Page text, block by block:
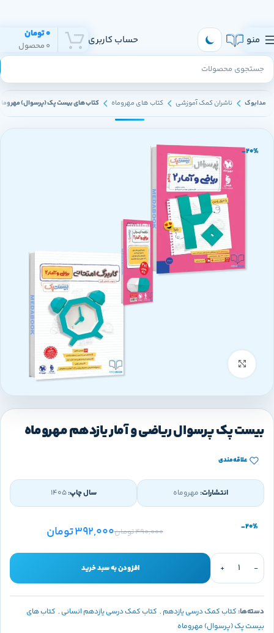
منو حساب کاربری 0 محصول
0تومان
مدابوک ناشران کمک آموزشی کتاب های مهروماه کتاب های بیست پک (پرسوال)
-20%
بزرگنمایی تصویر
بیست پک پرسوال ریاضی و آمار یازدهم مهروماه
علاقه‌مندی
انتشارات: مهروماه سال چاپ:1405
-20%
490,000تومان392,000تومان
افزودن به سبد خرید
دسته‌ها:کتاب کمک درسی یازدهم , کتاب کمک درسی یازدهم انسانی , کتاب های
بیست پک (پرسوال) مهروماه